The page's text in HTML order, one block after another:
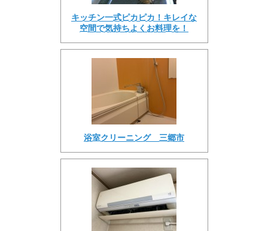
キッチン一式ピカピカ！キレイな
空間で気持ちよくお料理を！
浴室クリーニング 三郷市